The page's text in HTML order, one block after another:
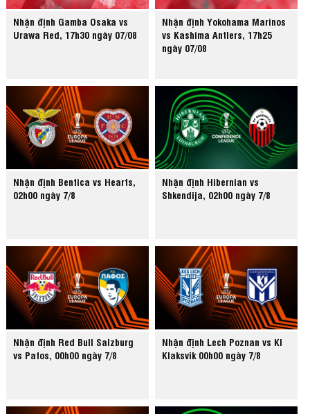
Nhận định Gamba Osaka vs
Urawa Red, 17h30 ngày 07/08
Nhận định Yokohama Marinos
vs Kashima Antlers, 17h25
ngày 07/08
Nhận định Benfica vs Hearts,
02h00 ngày 7/8
Nhận định Hibernian vs
Shkendija, 02h00 ngày 7/8
Nhận định Red Bull Salzburg
vs Pafos, 00h00 ngày 7/8
Nhận định Lech Poznan vs KI
Klaksvik 00h00 ngày 7/8